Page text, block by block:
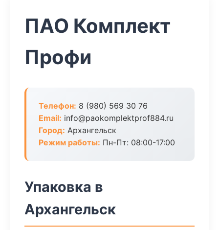
ПАО Комплект
Профи
Телефон: 8 (980) 569 30 76
Email: info@paokomplektprof884.ru
Город: Архангельск
Режим работы: Пн-Пт: 08:00-17:00
Упаковка в
Архангельск